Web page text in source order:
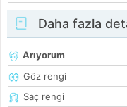
Daha fazla
Arıyorum
Göz rengi
Saç rengi